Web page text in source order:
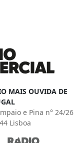
MAIS OUVIDA DE
e Pina n° 24/26
Lisboa